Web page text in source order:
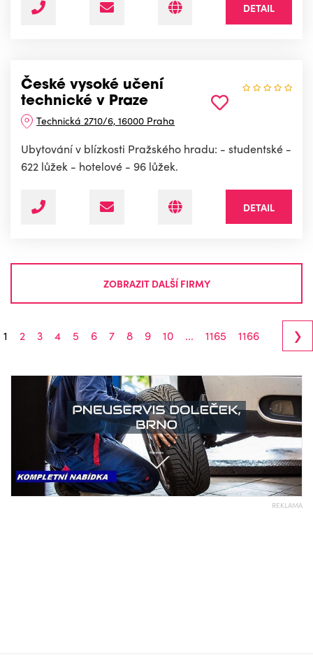
DETAIL
České vysoké učení
technické v Praze
Technická 2710/6, 16000 Praha
Ubytování v blízkosti Pražského hradu: - studentské -
622 lůžek - hotelové - 96 lůžek.
DETAIL
ZOBRAZIT DALŠÍ FIRMY
1 2 3 4 5 6 7 8 9 10 ... 1165 1166 ›
REKLAMA